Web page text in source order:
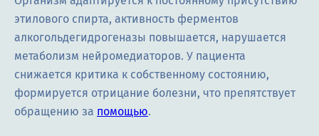
этилового спирта, активность ферментов
алкогольдегидрогеназы повышается, нарушается
метаболизм нейромедиаторов. У пациента
снижается критика к собственному состоянию,
формируется отрицание болезни, что препятствует
обращению за помощью.